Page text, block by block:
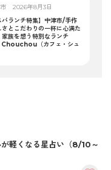
2026年8月3日
パランチ特集】中津市/手作
さとこだわりの一杯に心満た
家族を想う特別なランチ
Chouchou（カフェ・シュ
軽くなる星占い（8/10～